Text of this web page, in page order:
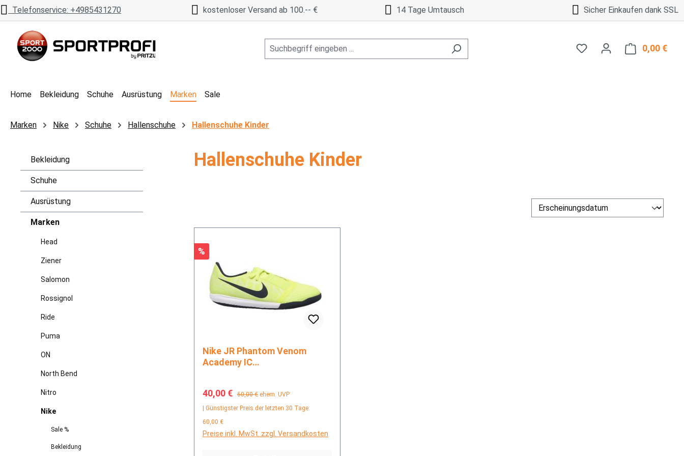
Hauptinhalt springen
Zur Suche springen
Zur Hauptnavigation springen
Telefonservice: +4985431270 kostenloser Versand ab 100.-- € 14 Tage Umtausch Sicher Einkaufen dank SSL
0,00 €
Home Bekleidung Schuhe Ausrüstung Marken Sale
Marken Nike Schuhe Hallenschuhe Hallenschuhe Kinder
Bekleidung
Schuhe
Ausrüstung
Marken
Head
Ziener
Salomon
Rossignol
Ride
Puma
ON
North Bend
Nitro
Nike
Sale %
Bekleidung
Hallenschuhe Kinder
Rabatt
%
Nike JR Phantom Venom
Academy IC
Verkaufspreis:
40,00 € Regulärer Preis:
60,00 € ehem. UVP
| Günstigster Preis der letzten 30 Tage:
60,00 €
Preise inkl. MwSt. zzgl. Versandkosten